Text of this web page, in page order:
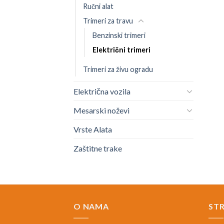
Ručni alat
Trimeri za travu
Benzinski trimeri
Električni trimeri
Trimeri za živu ogradu
Električna vozila
Mesarski noževi
Vrste Alata
Zaštitne trake
O NAMA